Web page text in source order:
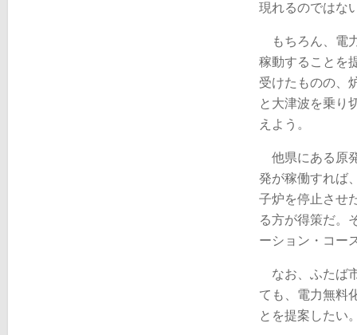
現れるのではな
もちろん、電
稼動することを
受けたものの、
と大津波を乗り
えよう。
他県にある原
発が稼働すれば
子炉を停止させ
る方が得策だ。
ーション・コー
なお、ふたば
ても、電力無料
とを提案したい